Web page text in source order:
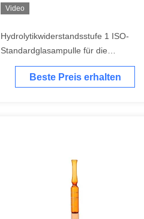
Video
Hydrolytikwiderstandsstufe 1 ISO-
Standardglasampulle für die
pharmazeutische Industrie
Beste Preis erhalten